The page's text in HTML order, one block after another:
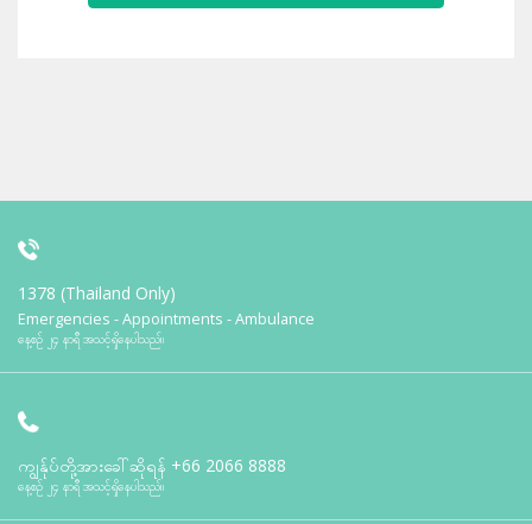
1378 (Thailand Only)
Emergencies - Appointments - Ambulance
နေ့စဉ် ၂၄ နာရီ အသင့်ရှိနေပါသည်။
ကျွန်ုပ်တို့အားခေါ်ဆိုရန် +66 2066 8888
နေ့စဉ် ၂၄ နာရီ အသင့်ရှိနေပါသည်။